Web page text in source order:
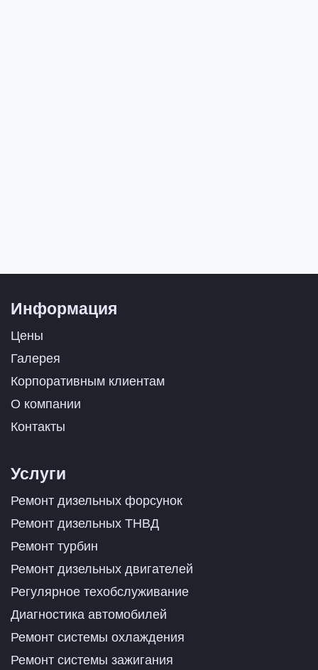
Информация
Цены
Галерея
Корпоративным клиентам
О компании
Контакты
Услуги
Ремонт дизельных форсунок
Ремонт дизельных ТНВД
Ремонт турбин
Ремонт дизельных двигателей
Регулярное техобслуживание
Диагностика автомобилей
Ремонт системы охлаждения
Ремонт системы зажигания